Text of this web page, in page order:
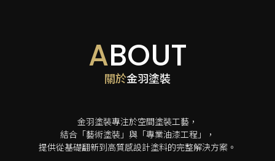
ABOUT
關於金羽塗裝
金羽塗裝專注於空間塗裝工藝，
結合「藝術塗裝」與「專業油漆工程」，
提供從基礎翻新到高質感設計塗料的完整解決方案。